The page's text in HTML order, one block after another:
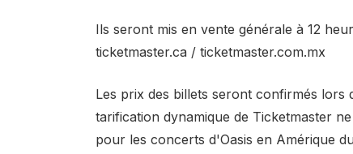
Ils seront mis en vente générale à 12
ticketmaster.ca / ticketmaster.com.mx
Les prix des billets seront confirmés lors
tarification dynamique de Ticketmaster
pour les concerts d'Oasis en Amérique